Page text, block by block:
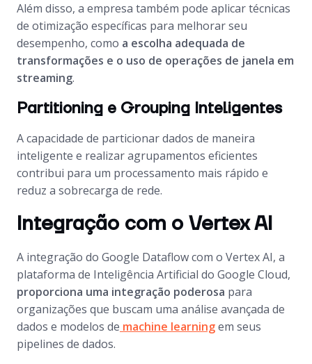
Além disso, a empresa também pode aplicar técnicas
de otimização específicas para melhorar seu
desempenho, como a escolha adequada de
transformações e o uso de operações de janela em
streaming.
Partitioning e Grouping Inteligentes
A capacidade de particionar dados de maneira
inteligente e realizar agrupamentos eficientes
contribui para um processamento mais rápido e
reduz a sobrecarga de rede.
Integração com o Vertex AI
A integração do Google Dataflow com o Vertex AI, a
plataforma de Inteligência Artificial do Google Cloud,
proporciona uma integração poderosa para
organizações que buscam uma análise avançada de
dados e modelos de machine learningem seus
pipelines de dados.